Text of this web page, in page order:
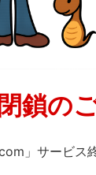
鎖の
」サービス